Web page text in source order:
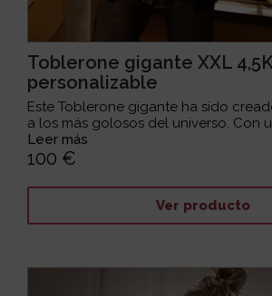
Toblerone gigante XXL
personalizable
Este Toblerone gigante ha sido
a los más golosos del universo. Con
Leer más
100 €
Ver producto